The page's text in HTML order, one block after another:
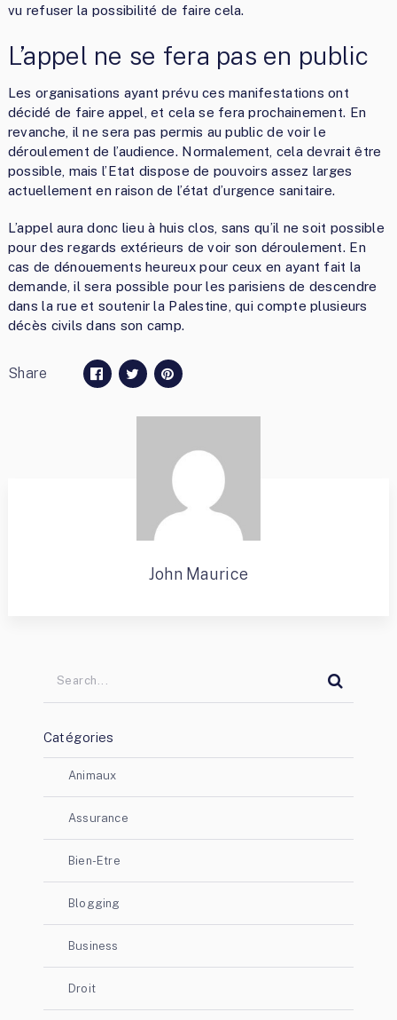
vu refuser la possibilité de faire cela.
L’appel ne se fera pas en public
Les organisations ayant prévu ces manifestations ont
décidé de faire appel, et cela se fera prochainement. En
revanche, il ne sera pas permis au public de voir le
déroulement de l’audience. Normalement, cela devrait être
possible, mais l’Etat dispose de pouvoirs assez larges
actuellement en raison de l’état d’urgence sanitaire.
L’appel aura donc lieu à huis clos, sans qu’il ne soit possible
pour des regards extérieurs de voir son déroulement. En
cas de dénouements heureux pour ceux en ayant fait la
demande, il sera possible pour les parisiens de descendre
dans la rue et soutenir la Palestine, qui compte plusieurs
décès civils dans son camp.
Share
John Maurice
Catégories
Animaux
Assurance
Bien-Etre
Blogging
Business
Droit